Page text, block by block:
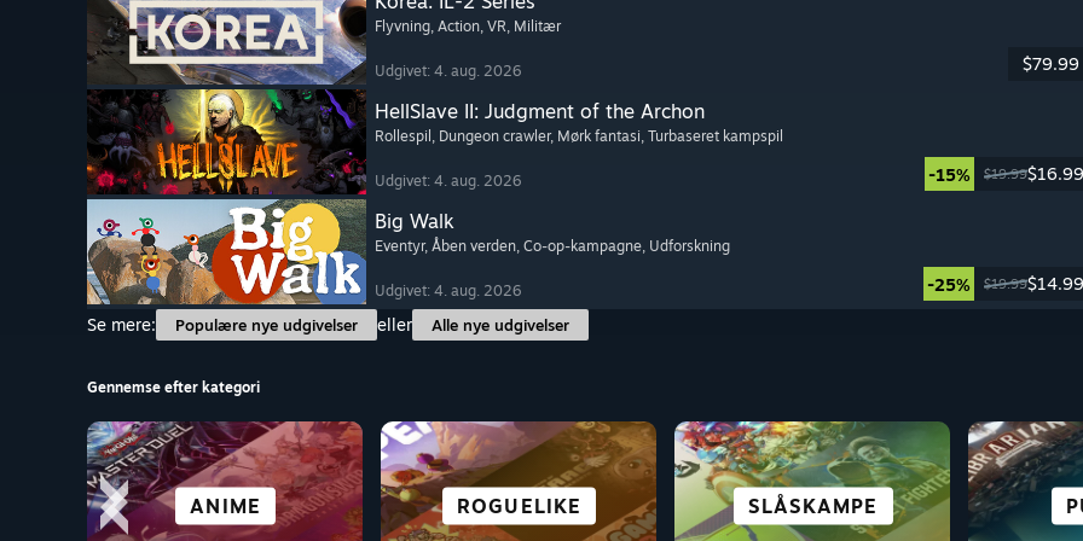
Flyvning, Action, VR, Militær
Udgivet: 4. aug. 2026 $79.99
HellSlave II: Judgment of the Archon
Rollespil , Dungeon crawler, Mørk fantasi, Turbaseret kampspil
Udgivet: 4. aug. 2026 -15% $19.99$16.99
Big Walk
Eventyr, Åben verden, Co-op-kampagne, Udforskning
Udgivet: 4. aug. 2026 -25% $19.99$14.99
Se mere:
Populære nye udgivelser eller Alle nye udgivelser
Gennemse efter kategori
ANIME ROGUELIKE SLÅSKAMPE
HORROR EVENTYR STRATEGI
SIMULATION ACTION CASUAL
VR-TITLER RACER ROLLESPIL